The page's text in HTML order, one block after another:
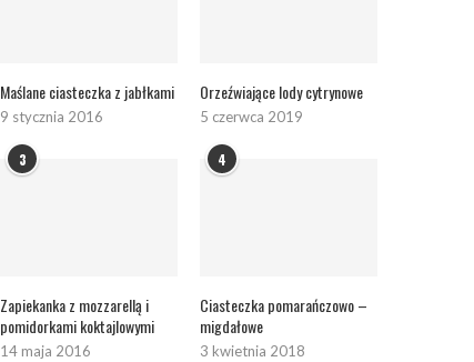
Maślane ciasteczka z jabłkami
9 stycznia 2016
Orzeźwiające lody cytrynowe
5 czerwca 2019
3
Zapiekanka z mozzarellą i
pomidorkami koktajlowymi
14 maja 2016
4
Ciasteczka pomarańczowo –
migdałowe
3 kwietnia 2018